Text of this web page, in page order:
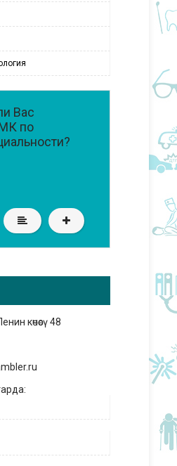
Вас
по
көчөсү 48